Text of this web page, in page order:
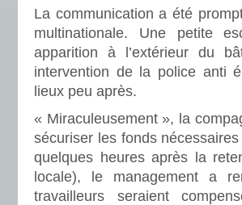
La communication a été
multinationale. Une petite
apparition à l’extérieur du
intervention de la police anti
lieux peu après.
« Miraculeusement », la
sécuriser les fonds
quelques heures après la
locale), le management a
travailleurs seraient